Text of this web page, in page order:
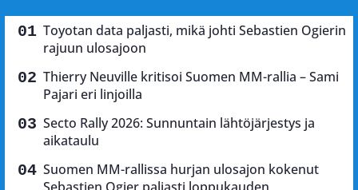
Toyotan data paljasti, mikä johti Sebastien Ogierin
rajuun ulosajoon
Thierry Neuville kritisoi Suomen MM-rallia – Sami
Pajari eri linjoilla
Secto Rally 2026: Sunnuntain lähtöjärjestys ja
aikataulu
Suomen MM-rallissa hurjan ulosajon kokenut